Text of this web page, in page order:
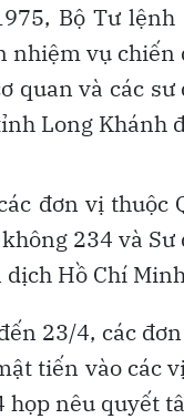
Bộ Tư
nhiệm vụ chiến
quan và các
Long Khánh
đơn vị
234 và
dịch Hồ Chí
23/4, các
tiến vào các
họp nêu quyết